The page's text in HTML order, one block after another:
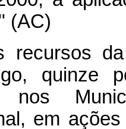
(AC)
recursos
quinze
nos
em